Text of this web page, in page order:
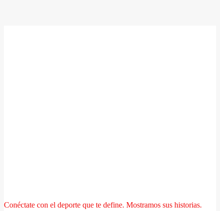
Conéctate con el deporte que te define. Mostramos sus historias.